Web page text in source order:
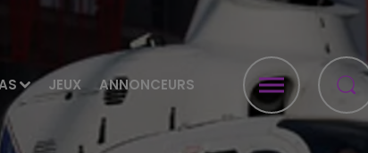
JEUX ANNONCEURS